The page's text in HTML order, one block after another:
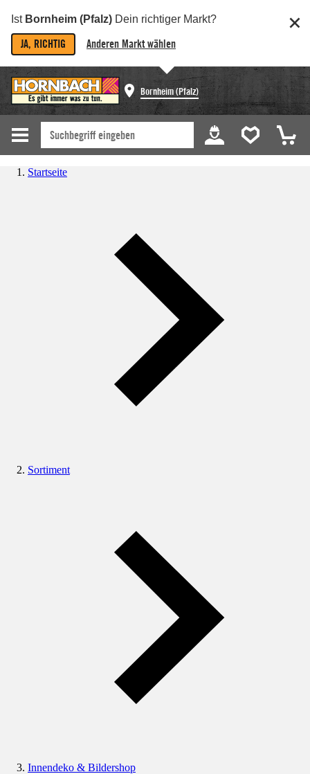
Ist Bornheim (Pfalz) Dein richtiger Markt?
JA, RICHTIG Anderen Markt wählen
Bornheim (Pfalz)
Startseite
Sortiment
Innendeko & Bildershop